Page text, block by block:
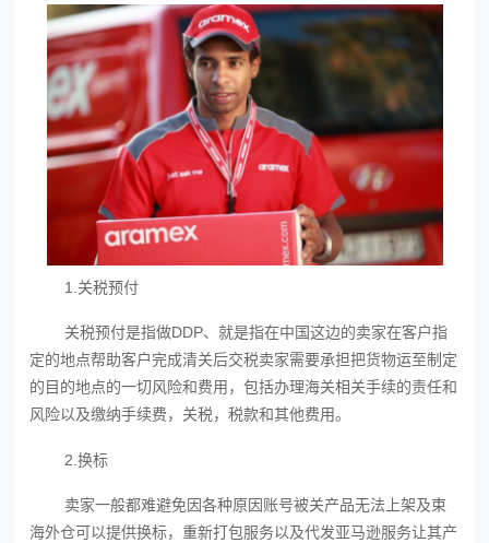
1.关税预付
关税预付是指做DDP、就是指在中国这边的卖家在客户指
定的地点帮助客户完成清关后交税卖家需要承担把货物运至制定
的目的地点的一切风险和费用，包括办理海关相关手续的责任和
风险以及缴纳手续费，关税，税款和其他费用。
2.换标
卖家一般都难避免因各种原因账号被关产品无法上架及束
海外仓可以提供换标，重新打包服务以及代发亚马逊服务让其产